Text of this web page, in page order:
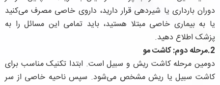
دوران بارداری یا شیردهی قرار دارید، داروی خاصی مصرف می‌کنید
یا به بیماری خاصی مبتلا هستید، باید تمامی این مسائل را به
پزشک اطلاع دهید.
2.مرحله دوم: کاشت مو
دومین مرحله کاشت ریش و سبیل است. ابتدا تکنیک مناسب برای
کاشت سبیل یا ریش مشخص می‌شود. سپس ناحیه خاصی از سر